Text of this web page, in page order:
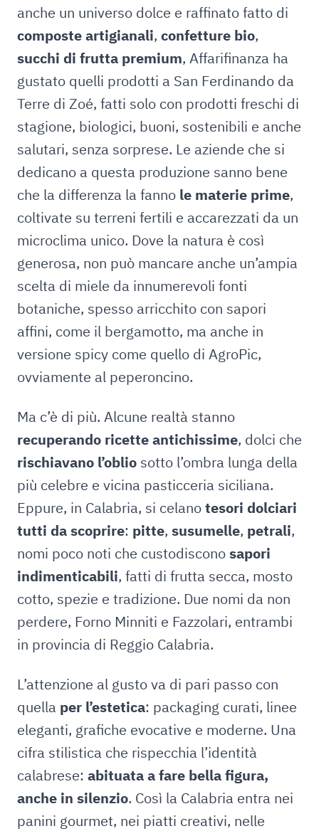
anche un universo dolce e raffinato fatto di
composte artigianali, confetture bio,
succhi di frutta premium, Affarifinanza ha
gustato quelli prodotti a San Ferdinando da
Terre di Zoé, fatti solo con prodotti freschi di
stagione, biologici, buoni, sostenibili e anche
salutari, senza sorprese. Le aziende che si
dedicano a questa produzione sanno bene
che la differenza la fanno le materie prime,
coltivate su terreni fertili e accarezzati da un
microclima unico. Dove la natura è così
generosa, non può mancare anche un’ampia
scelta di miele da innumerevoli fonti
botaniche, spesso arricchito con sapori
affini, come il bergamotto, ma anche in
versione spicy come quello di AgroPic,
ovviamente al peperoncino.
Ma c’è di più. Alcune realtà stanno
recuperando ricette antichissime, dolci che
rischiavano l’oblio sotto l’ombra lunga della
più celebre e vicina pasticceria siciliana.
Eppure, in Calabria, si celanotesori dolciari
tutti da scoprire: pitte, susumelle, petrali,
nomi poco noti che custodisconosapori
indimenticabili, fatti di frutta secca, mosto
cotto, spezie e tradizione. Due nomi da non
perdere, Forno Minniti e Fazzolari, entrambi
in provincia di Reggio Calabria.
L’attenzione al gusto va di pari passo con
quella per l’estetica: packaging curati, linee
eleganti, grafiche evocative e moderne. Una
cifra stilistica che rispecchia l’identità
calabrese: abituata a fare bella figura,
anche in silenzio. Così la Calabria entra nei
panini gourmet, nei piatti creativi, nelle